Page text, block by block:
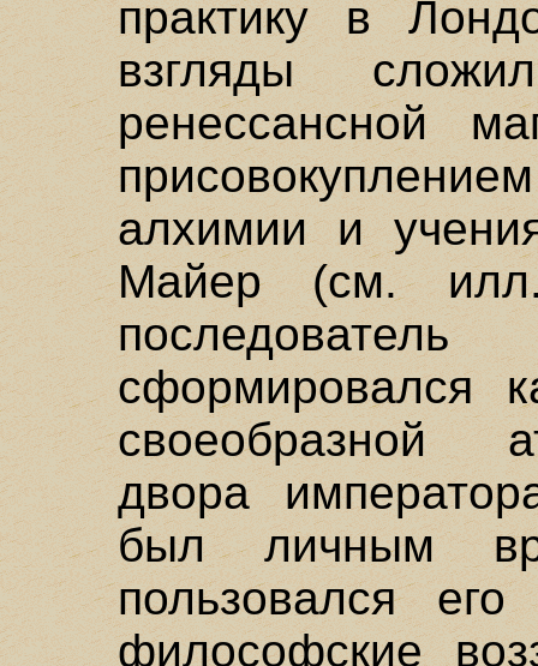
практику в
взгляды
ренессансной
алхимии и
Майер (см.
сформировался
своеобразной
двора
был личным
пользовался
философские